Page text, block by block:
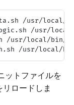
/usr/local/
/usr/
/usr/local/bin/
ットファイルを
リロードしま